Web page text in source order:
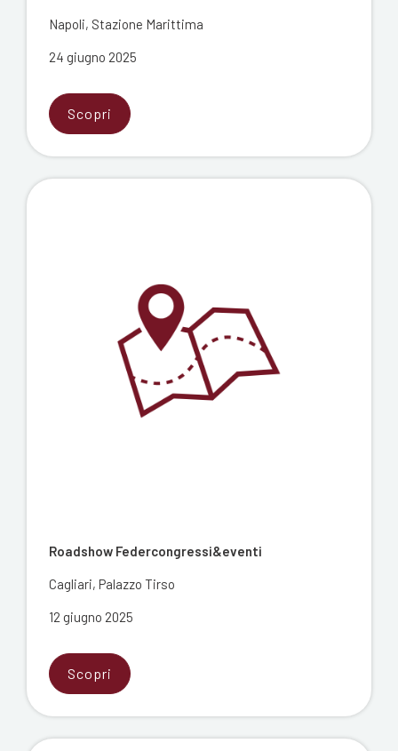
Napoli, Stazione Marittima
24 giugno 2025
Scopri
Roadshow Federcongressi&eventi
Cagliari, Palazzo Tirso
12 giugno 2025
Scopri